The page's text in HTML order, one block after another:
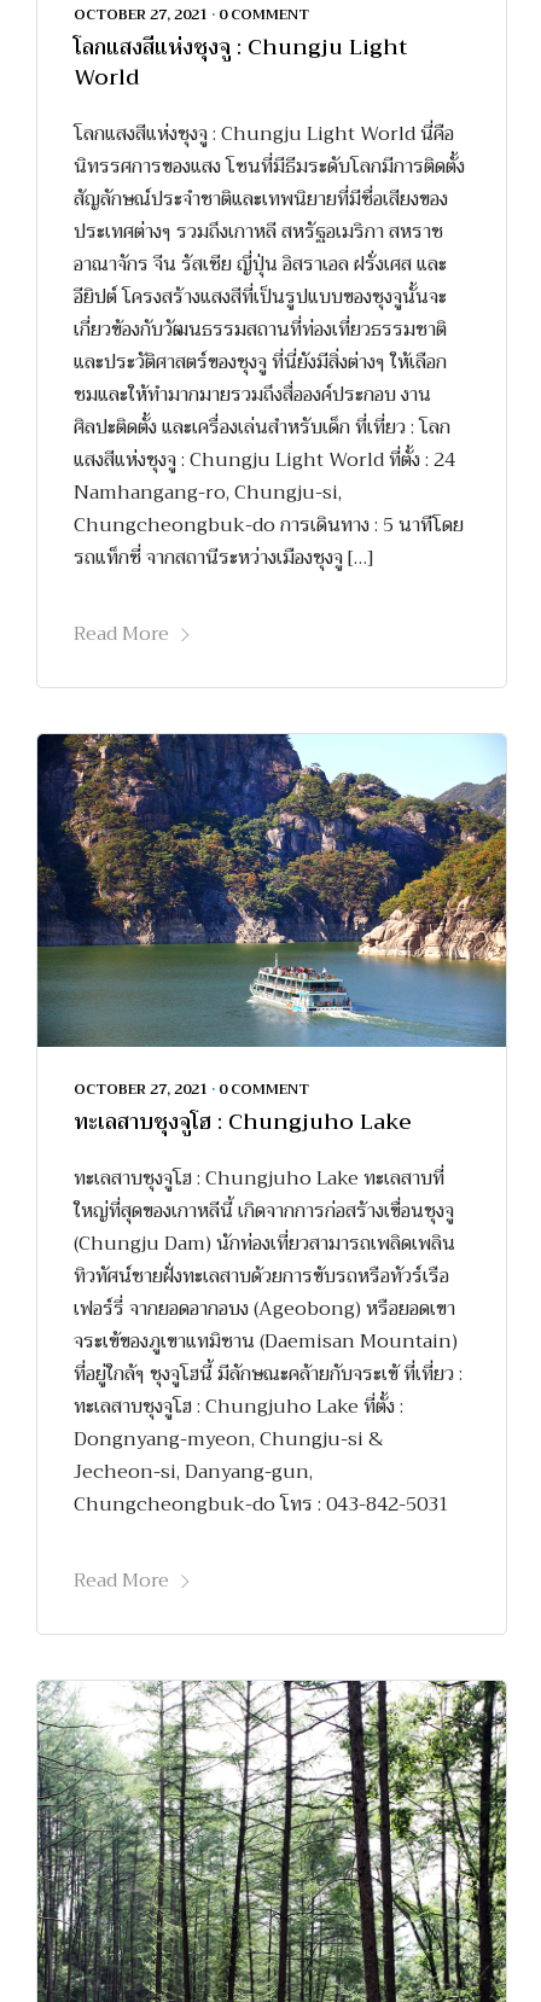
OCTOBER 27, 2021 • 0 COMMENT
โลกแสงสีแห่งชุงจู : Chungju Light
World
โลกแสงสีแห่งชุงจู : Chungju Light World นี่คือ
นิทรรศการของแสง โซนที่มีธีมระดับโลกมีการติดตั้ง
สัญลักษณ์ประจำชาติและเทพนิยายที่มีชื่อเสียงของ
ประเทศต่างๆ รวมถึงเกาหลี สหรัฐอเมริกา สหราช
อาณาจักร จีน รัสเซีย ญี่ปุ่น อิสราเอล ฝรั่งเศส และ
อียิปต์ โครงสร้างแสงสีที่เป็นรูปแบบของชุงจูนั้นจะ
เกี่ยวข้องกับวัฒนธรรมสถานที่ท่องเที่ยวธรรมชาติ
และประวัติศาสตร์ของชุงจู ที่นี่ยังมีสิ่งต่างๆ ให้เลือก
ชมและให้ทำมากมายรวมถึงสื่อองค์ประกอบ งาน
ศิลปะติดตั้ง และเครื่องเล่นสำหรับเด็ก ที่เที่ยว : โลก
แสงสีแห่งชุงจู : Chungju Light World ที่ตั้ง : 24
Namhangang-ro, Chungju-si,
Chungcheongbuk-do การเดินทาง : 5 นาทีโดย
รถแท็กซี่ จากสถานีระหว่างเมืองชุงจู […]
Read More
OCTOBER 27, 2021 • 0 COMMENT
ทะเลสาบชุงจูโฮ : Chungjuho Lake
ทะเลสาบชุงจูโฮ : Chungjuho Lake ทะเลสาบที่
ใหญ่ที่สุดของเกาหลีนี้ เกิดจากการก่อสร้างเขื่อนชุงจู
(Chungju Dam) นักท่องเที่ยวสามารถเพลิดเพลิน
ทิวทัศน์ชายฝั่งทะเลสาบด้วยการขับรถหรือทัวร์เรือ
เฟอร์รี่ จากยอดอากอบง (Ageobong) หรือยอดเขา
จระเข้ของภูเขาแทมิซาน (Daemisan Mountain)
ที่อยู่ใกล้ๆ ชุงจูโฮนี้ มีลักษณะคล้ายกับจระเข้ ที่เที่ยว :
ทะเลสาบชุงจูโฮ : Chungjuho Lake ที่ตั้ง :
Dongnyang-myeon, Chungju-si &
Jecheon-si, Danyang-gun,
Chungcheongbuk-do โทร : 043-842-5031
Read More